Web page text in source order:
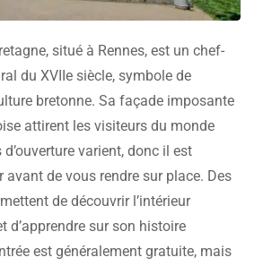
situé à Rennes, est un chef-
du XVIIe siècle, symbole de
bretonne. Sa façade imposante
attirent les visiteurs du monde
varient, donc il est
avant de vous rendre sur place. Des
de découvrir l’intérieur
d’apprendre sur son histoire
est généralement gratuite, mais